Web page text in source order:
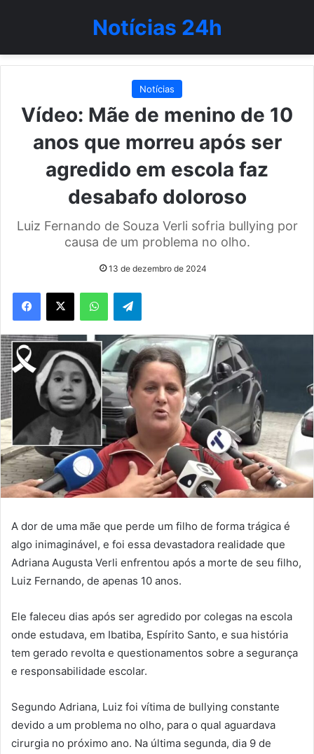
Notícias 24h
Notícias
Vídeo: Mãe de menino de 10
anos que morreu após ser
agredido em escola faz
desabafo doloroso
Luiz Fernando de Souza Verli sofria bullying por
causa de um problema no olho.
13 de dezembro de 2024
WhatsAppTelegram
A dor de uma mãe que perde um filho de forma trágica é
algo inimaginável, e foi essa devastadora realidade que
Adriana Augusta Verli enfrentou após a morte de seu filho,
Luiz Fernando, de apenas 10 anos.
Ele faleceu dias após ser agredido por colegas na escola
onde estudava, em Ibatiba, Espírito Santo, e sua história
tem gerado revolta e questionamentos sobre a segurança
e responsabilidade escolar.
Segundo Adriana, Luiz foi vítima de bullying constante
devido a um problema no olho, para o qual aguardava
cirurgia no próximo ano. Na última segunda, dia 9 de